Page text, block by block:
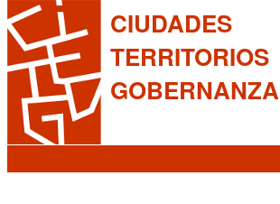
CIUDADES
TERRITORIOS
GOBERNANZA